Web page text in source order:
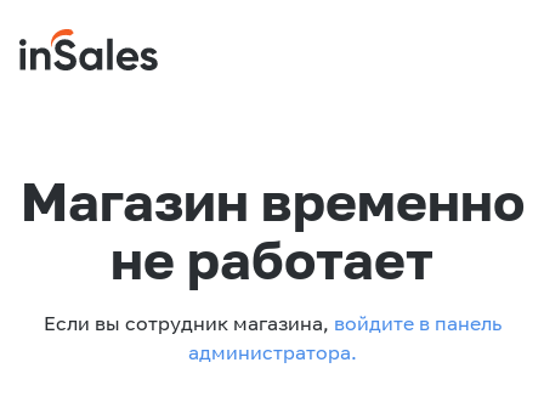
Магазин временно
не работает
Если вы сотрудник магазина, войдите в панель
администратора.